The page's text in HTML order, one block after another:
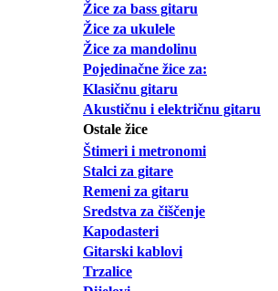
Žice za bass gitaru
Žice za ukulele
Žice za mandolinu
Pojedinačne žice za:
Klasičnu gitaru
Akustičnu i električnu gitaru
Ostale žice
Štimeri i metronomi
Stalci za gitare
Remeni za gitaru
Sredstva za čiščenje
Kapodasteri
Gitarski kablovi
Trzalice